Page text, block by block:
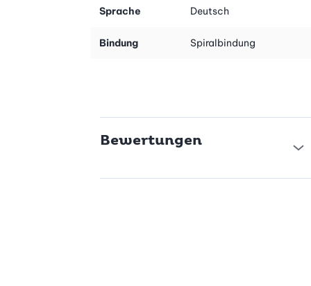
Dazu viele Tipps & Tricks sowie Themen- und Saison-Brunch-
Sprache Deutsch
Bindung Spiralbindung
Bewertungen